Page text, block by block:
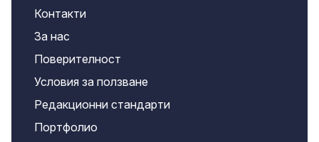
Контакти
За нас
Поверителност
Условия за ползване
Редакционни стандарти
Портфолио